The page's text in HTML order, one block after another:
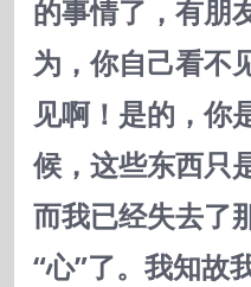
的事情了，有朋
为，你自己看不
见啊！是的，你
候，这些东西只
而我已经失去了
“心”了。我知故